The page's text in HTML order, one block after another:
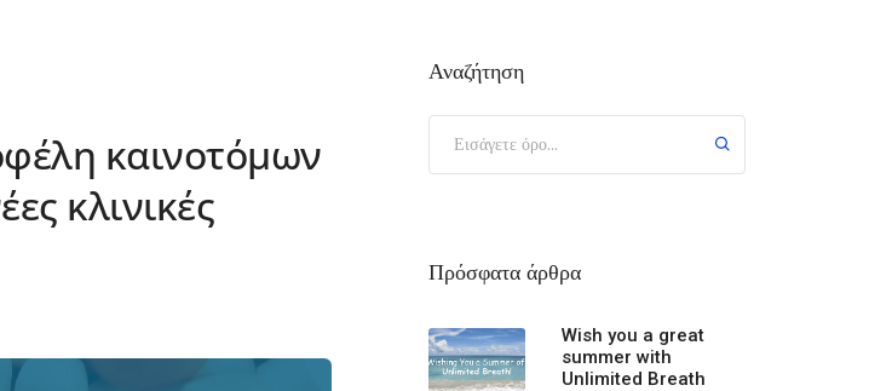
καινοτόμων
κλινικές
Αναζήτηση
Πρόσφατα άρθρα
Wish you a great
summer with
Unlimited Breath